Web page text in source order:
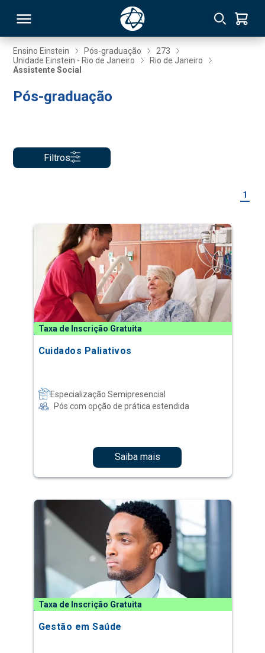
Ensino Einstein Pós-graduação
273
Unidade Einstein - Rio de Janeiro
Rio de Janeiro
Assistente Social
Pós-graduação
Filtros
1
Taxa de Inscrição Gratuita
Cuidados Paliativos
Especialização Semipresencial
Pós com opção de prática estendida
Saiba mais
Taxa de Inscrição Gratuita
Gestão em Saúde